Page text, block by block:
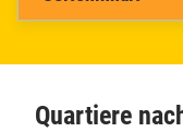
Quartiere